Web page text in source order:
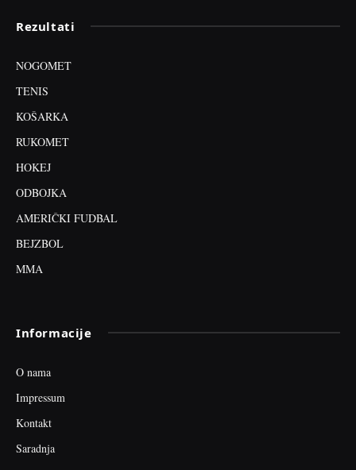
Rezultati
NOGOMET
TENIS
KOŠARKA
RUKOMET
HOKEJ
ODBOJKA
AMERIČKI FUDBAL
BEJZBOL
MMA
Informacije
O nama
Impressum
Kontakt
Saradnja